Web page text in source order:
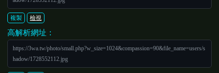
複製 檢視
高解析網址：
https://3wa.tw/photo/small.php?w_size=1024&compassion=90&file_name=users/s
hadow/1728552112.jpg